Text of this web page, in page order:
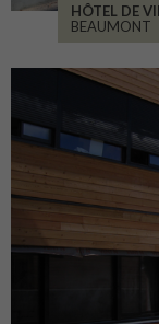
HÔTEL DE
BEAUMONT